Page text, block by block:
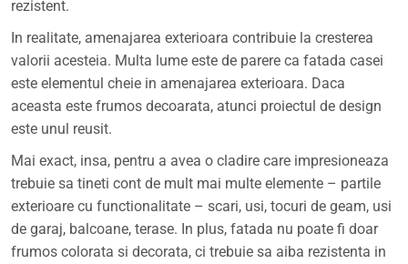
rezistent.
In realitate, amenajarea exterioara contribuie la cresterea
valorii acesteia. Multa lume este de parere ca fatada casei
este elementul cheie in amenajarea exterioara. Daca
aceasta este frumos decoarata, atunci proiectul de design
este unul reusit.
Mai exact, insa, pentru a avea o cladire care impresioneaza
trebuie sa tineti cont de mult mai multe elemente – partile
exterioare cu functionalitate – scari, usi, tocuri de geam, usi
de garaj, balcoane, terase. In plus, fatada nu poate fi doar
frumos colorata si decorata, ci trebuie sa aiba rezistenta in